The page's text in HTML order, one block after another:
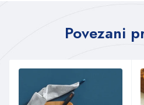
Povezani